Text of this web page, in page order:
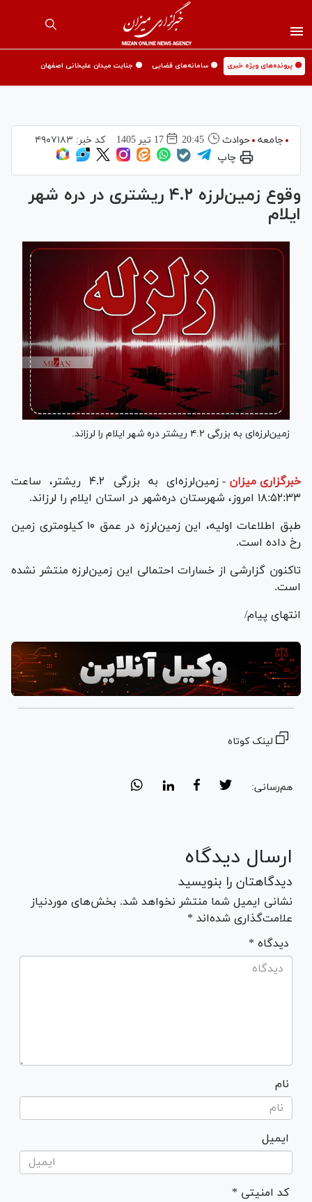
🟡 پرونده‌های ویژه خبری 🟡 سامانه‌های قضایی 🟡 جنایت میدان علیخانی اصفهان
جامعه حوادث 20:45 17 تير 1405 کد خبر: ۴۹۰۷۱۸۳
چاپ
وقوع زمین‌لرزه ۴.۲ ریشتری در دره شهر
ایلام
زمین‌لرزه‌ای به بزرگی ۴.۲ ریشتر دره شهر ایلام را لرزاند.
خبرگزاری میزان -
زمین‌لرزه‌ای به بزرگی ۴.۲ ریشتر، ساعت
۱۸:۵۲:۳۳ امروز، شهرستان دره‌شهر در استان ایلام را لرزاند.
طبق اطلاعات اولیه، این زمین‌لرزه در عمق ۱۰ کیلومتری زمین
رخ داده است.
تاکنون گزارشی از خسارات احتمالی این زمین‌لرزه منتشر نشده
است.
انتهای پیام/
لینک کوتاه
هم‌رسانی:
ارسال دیدگاه
دیدگاهتان را بنویسید
نشانی ایمیل شما منتشر نخواهد شد. بخش‌های موردنیاز
علامت‌گذاری شده‌اند *
* دیدگاه
نام
ایمیل
* کد امنیتی